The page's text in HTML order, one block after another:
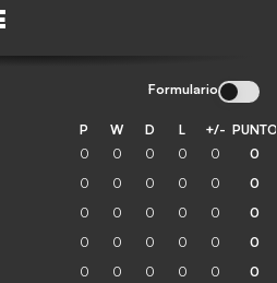
Formulario
P W D L +/-
0 0 0 0 0 0
0 0 0 0 0 0
0 0 0 0 0 0
0 0 0 0 0 0
0 0 0 0 0 0